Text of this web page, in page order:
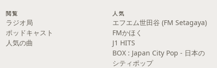
閲覧
ラジオ局
ポッドキャスト
人気の曲
人気
エフエム世田谷 (FM Setagaya)
FMかほく
J1 HITS
BOX : Japan City Pop - 日本の
シティポップ